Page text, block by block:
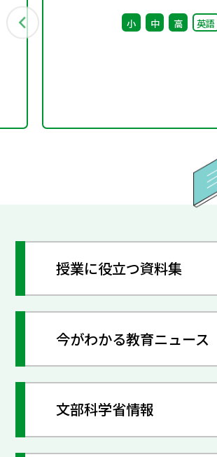
回） 配付資料
小 中 高 英語
授業に役立つ資料集
今がわかる教育ニュース
文部科学省情報